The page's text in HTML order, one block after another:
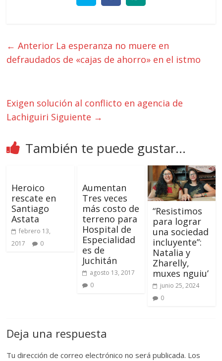
← Anterior La esperanza no muere en
defraudados de «cajas de ahorro» en el istmo
Exigen solución al conflicto en agencia de
Lachiguiri Siguiente →
También te puede gustar...
Heroico
rescate en
Santiago
Astata
febrero 13,
2017
0
Aumentan
Tres veces
más costo de
terreno para
Hospital de
Especialidad
es de
Juchitán
agosto 13, 2017
0
“Resistimos
para lograr
una sociedad
incluyente”:
Natalia y
Zharelly,
muxes nguiu’
junio 25, 2024
0
Deja una respuesta
Tu dirección de correo electrónico no será publicada. Los